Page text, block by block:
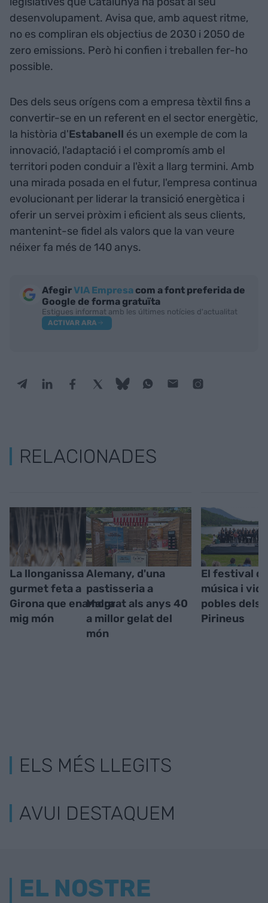
desenvolupament. Avisa que, amb aquest ritme,
no es compliran els objectius de 2030 i 2050 de
zero emissions. Però hi confien i treballen fer-ho
possible.
Des dels seus orígens com a empresa tèxtil fins a
convertir-se en un referent en el sector energètic,
la història d'Estabanell és un exemple de com la
innovació, l'adaptació i el compromís amb el
territori poden conduir a l'èxit a llarg termini. Amb
una mirada posada en el futur, l'empresa continua
evolucionant per liderar la transició energètica i
oferir un servei pròxim i eficient als seus clients,
mantenint-se fidel als valors que la van veure
néixer fa més de 140 anys.
AfegirVIA Empresa com a font preferida de
Google de forma gratuïta
Estigues informat amb les últimes notícies d'actualitat
ACTIVAR ARA
RELACIONADES
La llonganissa
gurmet feta a
Girona que enamora
mig món
Alemany, d'una
pastisseria a
Malgrat als anys 40
a millor gelat del
món
El festival
música i
pobles dels
Pirineus
ELS MÉS LLEGITS
AVUI DESTAQUEM
EL NOSTRE